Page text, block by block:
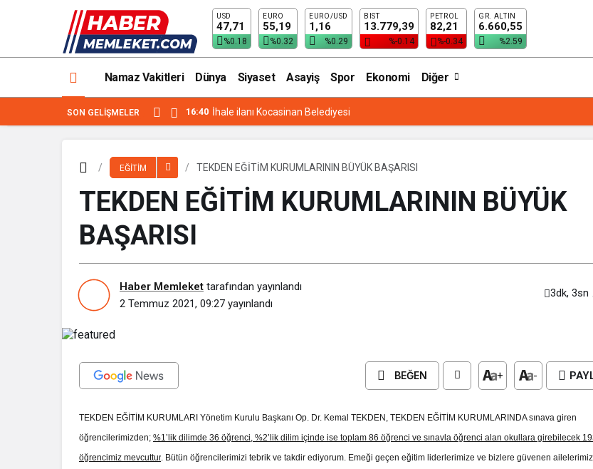
USD
47,71
%0.18
EURO
55,19
%0.32
EURO/USD
1,16
%0.29
BIST
13.779,39
%-0.14
PETROL
82,21
%-0.34
GR. ALTIN
6.660,55
%2.59
Namaz Vakitleri Dünya Siyaset Asayiş Spor Ekonomi Diğer
SON GELIŞMELER 16:40 İhale ilanı Kocasinan Belediyesi
EĞİTİM TEKDEN EĞİTİM KURUMLARININ BÜYÜK BAŞARISI
TEKDEN EĞİTİM KURUMLARININ BÜYÜK
BAŞARISI
Haber Memleket tarafından yayınlandı
2 Temmuz 2021, 09:27 yayınlandı
3dk, 3sn
BEĞEN + -
TEKDEN EĞİTİM KURUMLARIYönetim Kurulu Başkanı Op. Dr. Kemal TEKDEN,TEKDEN EĞİTİM KURUMLARINDA sınava giren
öğrencilerimizden;%1’lik dilimde 36 öğrenci, %2’lik dilim içinde ise toplam 86 öğrenci ve sınavla öğrenci alan okullara girebilecek
öğrencimiz mevcuttur . Bütün öğrencilerimizi tebrik ve takdir ediyorum. Emeği geçen eğitim liderlerimize ve bizlere güvenen
TEKDEN EĞİTİM KURUMLARININ BÜYÜK BAŞARISI